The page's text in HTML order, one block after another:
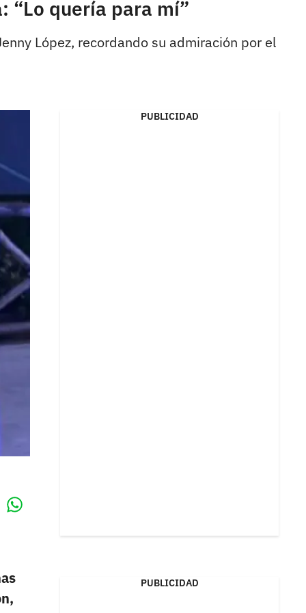
“Lo quería para mí”
López, recordando su admiración por el
PUBLICIDAD
PUBLICIDAD